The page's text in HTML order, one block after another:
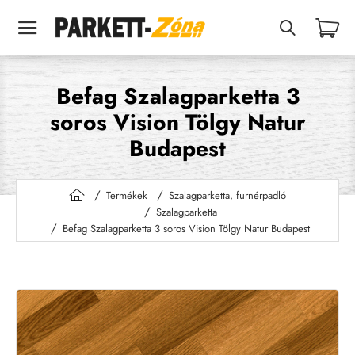
Befag Szalagparketta 3
soros Vision Tölgy Natur
Budapest
h
m
Termékek
Szalagparketta, furnérpadló
Szalagparketta
Befag Szalagparketta 3 soros Vision Tölgy Natur Budapest